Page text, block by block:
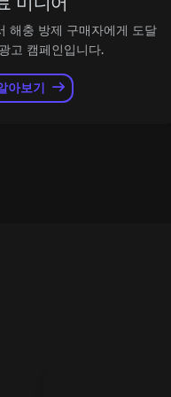
해충 방제 구매자에게 도달
고 캠페인입니다.
아보기